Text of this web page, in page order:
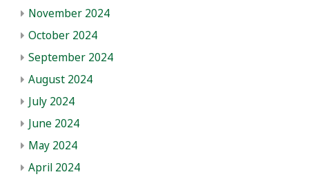
November 2024
October 2024
September 2024
August 2024
July 2024
June 2024
May 2024
April 2024